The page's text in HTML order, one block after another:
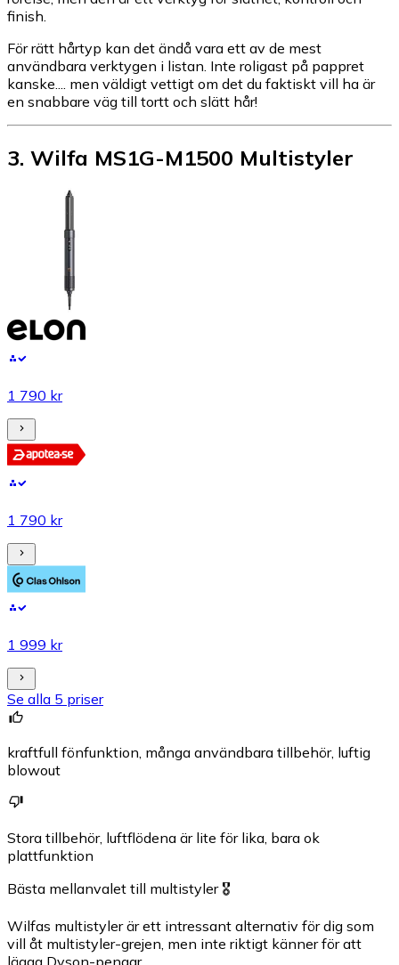
finish.
För rätt hårtyp kan det ändå vara ett av de mest
användbara verktygen i listan. Inte roligast på pappret
kanske.... men väldigt vettigt om det du faktiskt vill ha är
en snabbare väg till tortt och slätt hår!
3. Wilfa MS1G-M1500 Multistyler
1 790 kr
1 790 kr
1 999 kr
Se alla 5 priser
kraftfull fönfunktion, många användbara tillbehör, luftig
blowout
Stora tillbehör, luftflödena är lite för lika, bara ok
plattfunktion
Bästa mellanvalet till multistyler 🎖️
Wilfas multistyler är ett intressant alternativ för dig som
vill åt multistyler-grejen, men inte riktigt känner för att